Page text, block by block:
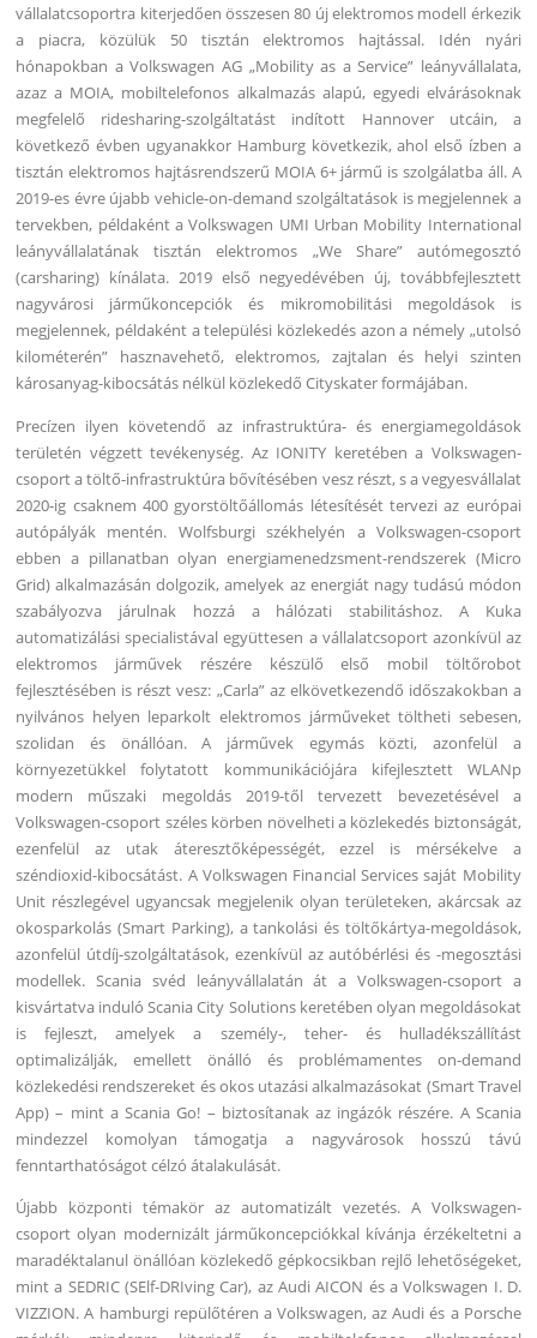
vállalatcsoportra kiterjedően összesen 80 új elektromos modell érkezik
a piacra, közülük 50 tisztán elektromos hajtással. Idén nyári
hónapokban a Volkswagen AG „Mobility as a Service” leányvállalata,
azaz a MOIA, mobiltelefonos alkalmazás alapú, egyedi elvárásoknak
megfelelő ridesharing-szolgáltatást indított Hannover utcáin, a
következő évben ugyanakkor Hamburg következik, ahol első ízben a
tisztán elektromos hajtásrendszerű MOIA 6+ jármű is szolgálatba áll. A
2019-es évre újabb vehicle-on-demand szolgáltatások is megjelennek a
tervekben, példaként a Volkswagen UMI Urban Mobility International
leányvállalatának tisztán elektromos „We Share” autómegosztó
(carsharing) kínálata. 2019 első negyedévében új, továbbfejlesztett
nagyvárosi járműkoncepciók és mikromobilitási megoldások is
megjelennek, példaként a települési közlekedés azon a némely „utolsó
kilométerén” hasznavehető, elektromos, zajtalan és helyi szinten
károsanyag-kibocsátás nélkül közlekedő Cityskater formájában.
Precízen ilyen követendő az infrastruktúra- és energiamegoldások
területén végzett tevékenység. Az IONITY keretében a Volkswagen-
csoport a töltő-infrastruktúra bővítésében vesz részt, s a vegyesvállalat
2020-ig csaknem 400 gyorstöltőállomás létesítését tervezi az európai
autópályák mentén. Wolfsburgi székhelyén a Volkswagen-csoport
ebben a pillanatban olyan energiamenedzsment-rendszerek (Micro
Grid) alkalmazásán dolgozik, amelyek az energiát nagy tudású módon
szabályozva járulnak hozzá a hálózati stabilitáshoz. A Kuka
automatizálási specialistával együttesen a vállalatcsoport azonkívül az
elektromos járművek részére készülő első mobil töltőrobot
fejlesztésében is részt vesz: „Carla” az elkövetkezendő időszakokban a
nyilvános helyen leparkolt elektromos járműveket töltheti sebesen,
szolidan és önállóan. A járművek egymás közti, azonfelül a
környezetükkel folytatott kommunikációjára kifejlesztett WLANp
modern műszaki megoldás 2019-től tervezett bevezetésével a
Volkswagen-csoport széles körben növelheti a közlekedés biztonságát,
ezenfelül az utak áteresztőképességét, ezzel is mérsékelve a
széndioxid-kibocsátást. A Volkswagen Financial Services saját Mobility
Unit részlegével ugyancsak megjelenik olyan területeken, akárcsak az
okosparkolás (Smart Parking), a tankolási és töltőkártya-megoldások,
azonfelül útdíj-szolgáltatások, ezenkívül az autóbérlési és -megosztási
modellek. Scania svéd leányvállalatán át a Volkswagen-csoport a
kisvártatva induló Scania City Solutions keretében olyan megoldásokat
is fejleszt, amelyek a személy-, teher- és hulladékszállítást
optimalizálják, emellett önálló és problémamentes on-demand
közlekedési rendszereket és okos utazási alkalmazásokat (Smart Travel
App) – mint a Scania Go! – biztosítanak az ingázók részére. A Scania
mindezzel komolyan támogatja a nagyvárosok hosszú távú
fenntarthatóságot célzó átalakulását.
Újabb központi témakör az automatizált vezetés. A Volkswagen-
csoport olyan modernizált járműkoncepciókkal kívánja érzékeltetni a
maradéktalanul önállóan közlekedő gépkocsikban rejlő lehetőségeket,
mint a SEDRIC (SElf-DRIving Car), az Audi AICON és a Volkswagen I. D.
VIZZION. A hamburgi repülőtéren a Volkswagen, az Audi és a Porsche